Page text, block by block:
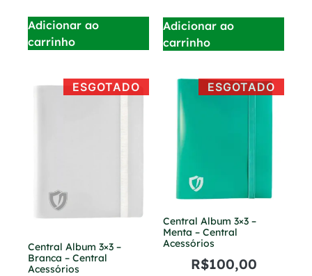
Adicionar ao
carrinho
Adicionar ao
carrinho
ESGOTADO
Central Album 3×3 –
Branca – Central
Acessórios
ESGOTADO
Central Album 3×3 –
Menta – Central
Acessórios
R$100,00